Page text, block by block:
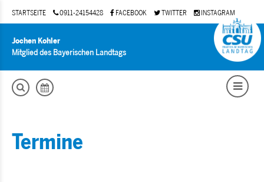
STARTSEITE 0911-24154428 FACEBOOK TWITTER INSTAGRAM
Jochen Kohler
Mitglied des Bayerischen Landtags
Termine